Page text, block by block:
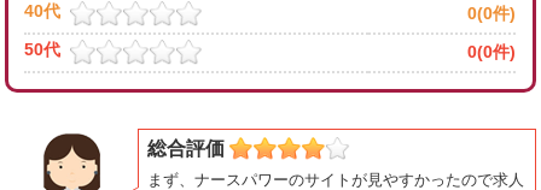
40代
0(0件)
50代
0(0件)
総合評価
まず、ナースパワーのサイトが見やすかったので求人